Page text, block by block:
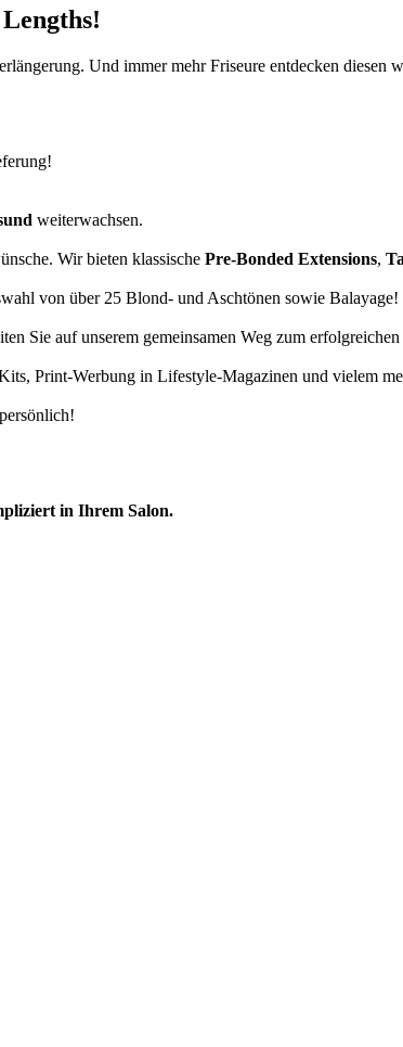
Und immer mehr Friseure entdecken diesen
weiterwachsen.
Wir bieten klassische Pre-Bonded Extensions,
von über 25 Blond- und Aschtönen sowie Balayage!
Sie auf unserem gemeinsamen Weg zum
Print-Werbung in Lifestyle-Magazinen und vielem
in Ihrem Salon.